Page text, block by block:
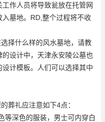
作人员将导致瓮放在托管网
墓地。RD,整个过程将不收
择什么样的风水墓地，请教
设计中，天津永安陵公墓也
计模板。人们可以选择其中
葬礼应注意如下4点：
等深色的服装，男士可内穿白